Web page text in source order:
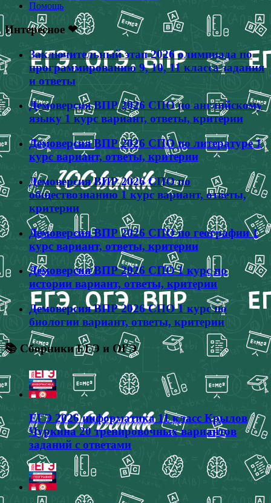
Помощь
Интересное ❤
Заключительный этап 2026 олимпиада по
программированию 9, 10, 11 класса задания
и ответы
Демоверсия ВПР 2026 СПО по английскому
языку 1 курс вариант, ответы, критерии
Демоверсия ВПР 2026 СПО по литературе 1
курс вариант, ответы, критерии
Демоверсия ВПР 2026 СПО по
обществознанию 1 курс вариант, ответы,
критерии
Демоверсия ВПР 2026 СПО по географии 1
курс вариант, ответы, критерии
Демоверсия ВПР 2026 СПО 1 курс по
истории вариант, ответы, критерии
Демоверсия ВПР 2026 СПО 1 курс по
биологии вариант, ответы, критерии
📚 Сборники ЕГЭ и ОГЭ
ЕГЭ 2026 информатика 11 класс Крылов
Чуркина 20 тренировочных вариантов
заданий с ответами